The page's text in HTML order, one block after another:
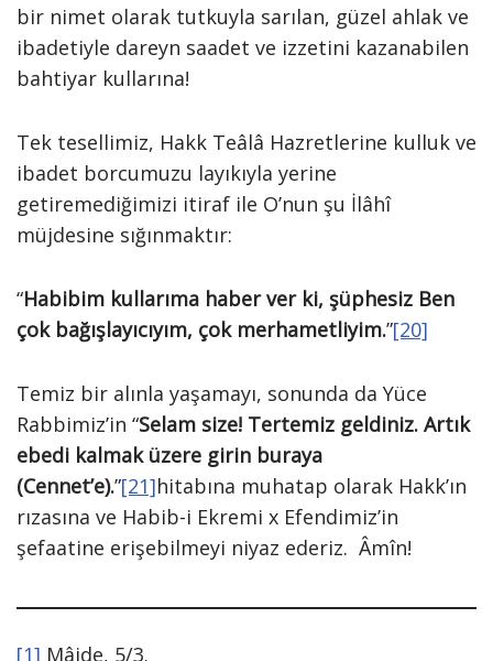
bir nimet olarak tutkuyla sarılan, güzel ahlak ve
ibadetiyle dareyn saadet ve izzetini kazanabilen
bahtiyar kullarına!
Tek tesellimiz, Hakk Teâlâ Hazretlerine kulluk ve
ibadet borcumuzu layıkıyla yerine
getiremediğimizi itiraf ile O’nun şu İlâhî
müjdesine sığınmaktır:
“Habibim kullarıma haber ver ki, şüphesiz Ben
çok bağışlayıcıyım, çok merhametliyim.”[20]
Temiz bir alınla yaşamayı, sonunda da Yüce
Rabbimiz’in “Selam size! Tertemiz geldiniz. Artık
ebedi kalmak üzere girin buraya
(Cennet’e).”[21]hitabına muhatap olarak Hakk’ın
rızasına ve Habib-i Ekremi x Efendimiz’in
şefaatine erişebilmeyi niyaz ederiz. Âmîn!
[1] Mâide, 5/3.